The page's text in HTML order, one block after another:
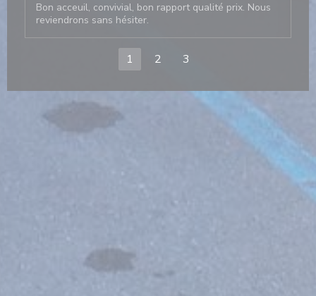
Bon acceuil, convivial, bon rapport qualité prix. Nous
reviendrons sans hésiter.
1 2 3